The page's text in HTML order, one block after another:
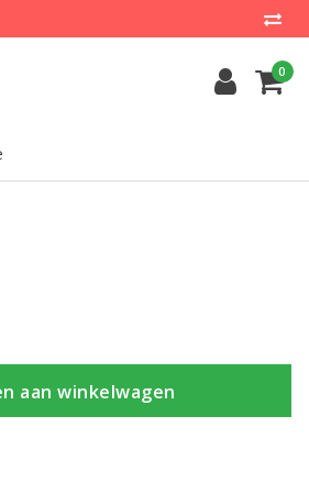
0
aan winkelwagen